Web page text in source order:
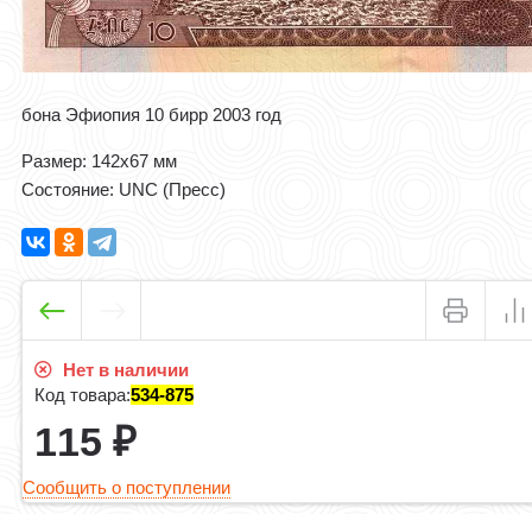
бона Эфиопия 10 бирр 2003 год
Размер: 142x67 мм
Состояние: UNC (Пресс)
Нет в наличии
Код товара:534-875
115₽
Сообщить о поступлении